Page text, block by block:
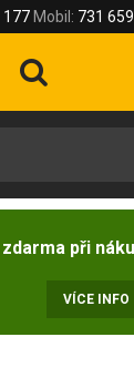
177 Mobil: 731
při
VÍCE INFO